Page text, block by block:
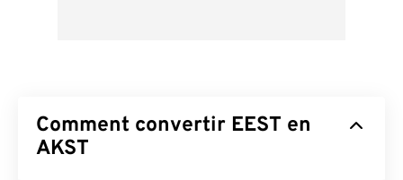
Comment convertir EEST en
AKST